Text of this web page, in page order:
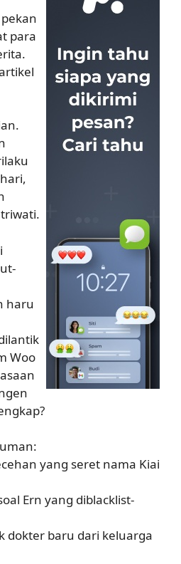
para
haru
Woo
yang seret nama Kiai
Ern yang diblacklist-
dokter baru dari keluarga